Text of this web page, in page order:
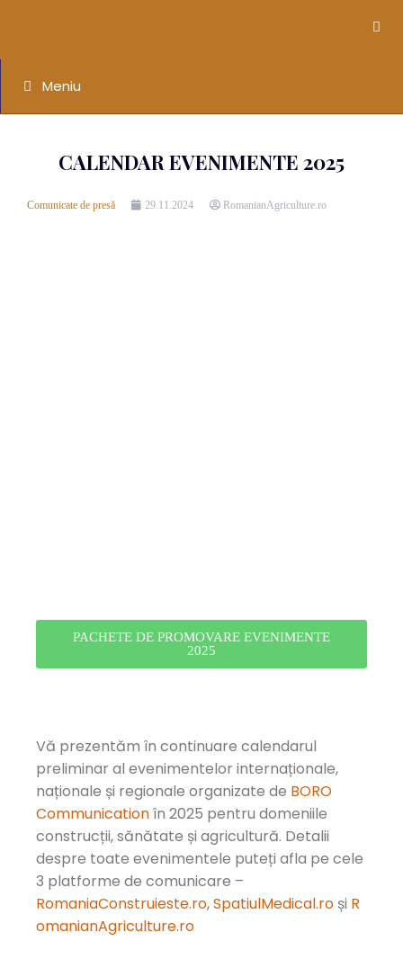
Meniu
CALENDAR EVENIMENTE 2025
Comunicate de presă 29.11.2024 RomanianAgriculture.ro
PACHETE DE PROMOVARE EVENIMENTE
2025
Vă prezentăm în continuare calendarul
preliminar al evenimentelor internaționale,
naționale și regionale organizate de BORO
Communicationîn 2025 pentru domeniile
construcții, sănătate și agricultură. Detalii
despre toate evenimentele puteți afla pe cele
3 platforme de comunicare –
RomaniaConstruieste.ro,SpatiulMedical.ro și R
omanianAgriculture.ro